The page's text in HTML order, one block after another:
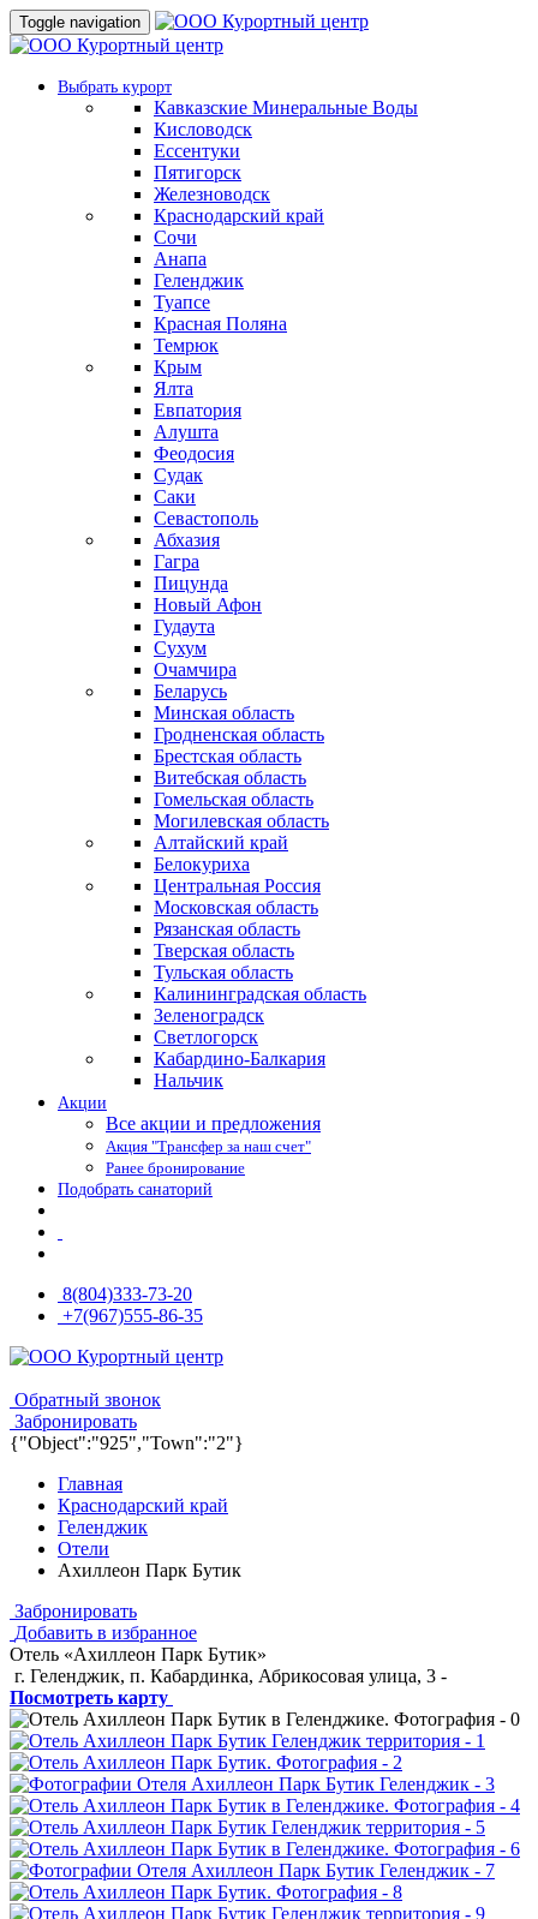
Toggle navigation
Выбрать курорт
Кавказские Минеральные Воды
Кисловодск
Ессентуки
Пятигорск
Железноводск
Краснодарский край
Сочи
Анапа
Геленджик
Туапсе
Красная Поляна
Темрюк
Крым
Ялта
Евпатория
Алушта
Феодосия
Судак
Саки
Севастополь
Абхазия
Гагра
Пицунда
Новый Афон
Гудаута
Сухум
Очамчира
Беларусь
Минская область
Гродненская область
Брестская область
Витебская область
Гомельская область
Могилевская область
Алтайский край
Белокуриха
Центральная Россия
Московская область
Рязанская область
Тверская область
Тульская область
Калининградская область
Зеленоградск
Светлогорск
Кабардино-Балкария
Нальчик
Акции
Все акции и предложения
Акция "Трансфер за наш счет"
Ранее бронирование
Подобрать санаторий
8(804)333-73-20
+7(967)555-86-35
Обратный звонок
Забронировать
{"Object":"925","Town":"2"}
Главная
Краснодарский край
Геленджик
Отели
Ахиллеон Парк Бутик
Забронировать
Добавить в избранное
Отель «Ахиллеон Парк Бутик»
г. Геленджик, п. Кабардинка, Абрикосовая улица, 3 -
Посмотреть карту